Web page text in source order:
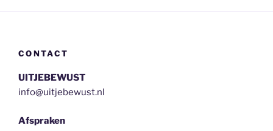
CONTACT
UITJEBEWUST
info@uitjebewust.nl
Afspraken